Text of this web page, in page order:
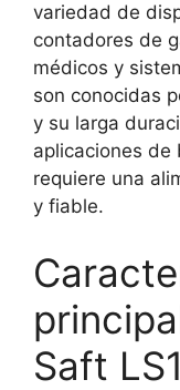
variedad de
contadores de
médicos y
son conocidas
y su larga
aplicaciones de
requiere una
y fiable.
Saft